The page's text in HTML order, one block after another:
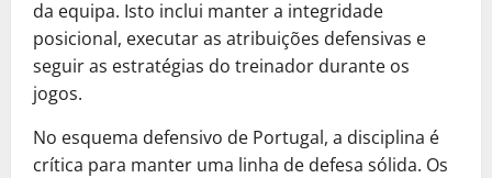
da equipa. Isto inclui manter a integridade
posicional, executar as atribuições defensivas e
seguir as estratégias do treinador durante os
jogos.
No esquema defensivo de Portugal, a disciplina é
crítica para manter uma linha de defesa sólida. Os